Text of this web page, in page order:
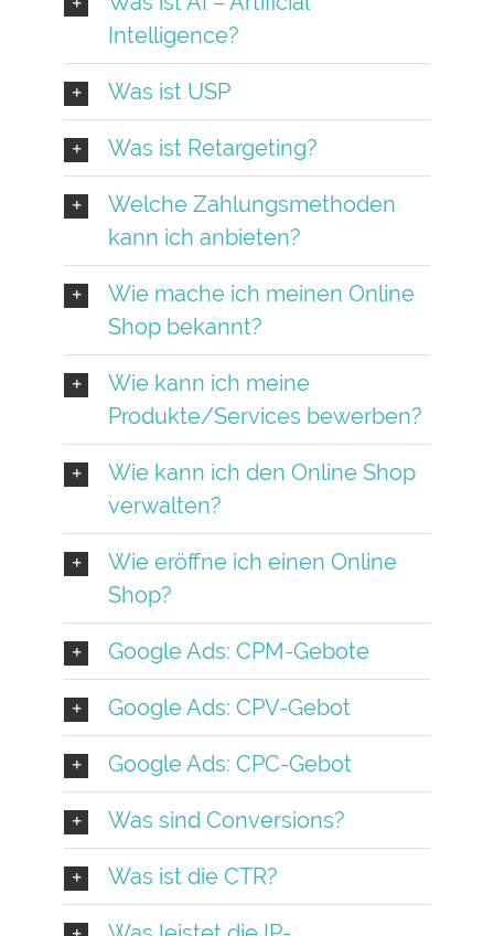
Intelligence?
Was ist USP
Was ist Retargeting?
Welche Zahlungsmethoden
kann ich anbieten?
Wie mache ich meinen Online
Shop bekannt?
Wie kann ich meine
Produkte/Services bewerben?
Wie kann ich den Online Shop
verwalten?
Wie eröffne ich einen Online
Shop?
Google Ads: CPM-Gebote
Google Ads: CPV-Gebot
Google Ads: CPC-Gebot
Was sind Conversions?
Was ist die CTR?